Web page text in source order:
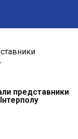
представники